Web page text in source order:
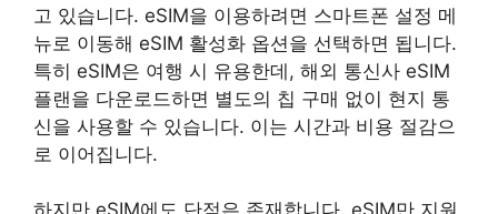
고 있습니다. eSIM을 이용하려면 스마트폰 설정 메
뉴로 이동해 eSIM 활성화 옵션을 선택하면 됩니다.
특히 eSIM은 여행 시 유용한데, 해외 통신사 eSIM
플랜을 다운로드하면 별도의 칩 구매 없이 현지 통
신을 사용할 수 있습니다. 이는 시간과 비용 절감으
로 이어집니다.